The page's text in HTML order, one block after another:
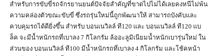
สำหรับการขับขี่รถจักรยานยนต์ปัจจัยสำคัญที่ขาดไปไม่ได้เลยคงหนีไม่พ้น
ความคล่องตัวขณะขับขี่ ซึ่งรถรุ่นใหม่นี้ถูกพัฒนาให้ สามารถบังคับและ
ควบคุมรถได้ดียิ่งขึ้น สำหรับ บอนเนวิลล์ ที120 และ บอนเนวิลล์ ที120 แบ
ล็ค จะมีน้ำหนักรถที่เบาลง 7 กิโลกรัม ล้ออะลูมิเนียมน้ำหนักเบารุ่นใหม่ ใน
ส่วนของ บอนเนวิลล์ ที100 มีน้ำหนักรถที่เบาลง 4 กิโลกรัม และโช้คหน้า